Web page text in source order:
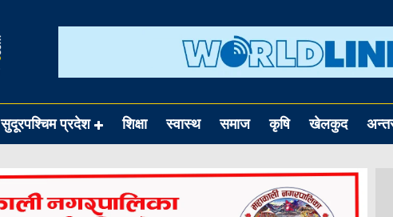
सुदूरपश्चिम प्रदेश शिक्षा स्वास्थ समाज कृषि खेलकुद